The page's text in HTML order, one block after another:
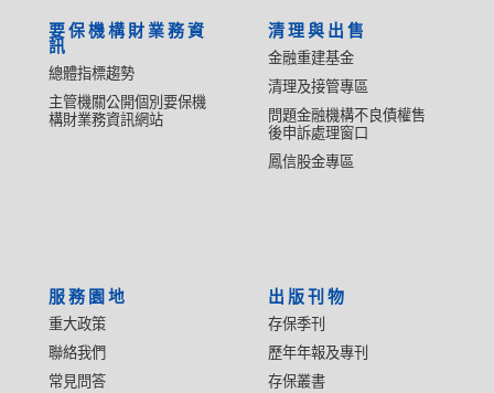
要保機構財業務資
訊
總體指標趨勢
主管機關公開個別要保機
構財業務資訊網站
清理與出售
金融重建基金
清理及接管專區
問題金融機構不良債權售
後申訴處理窗口
鳳信股金專區
服務園地
重大政策
聯絡我們
常見問答
出版刊物
存保季刊
歷年年報及專刊
存保叢書